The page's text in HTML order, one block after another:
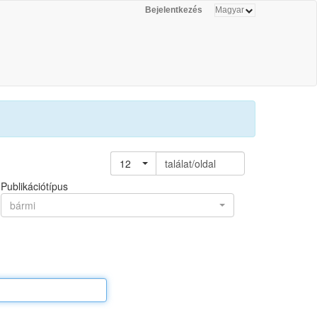
Bejelentkezés
12
találat/oldal
Publikációtípus
bármi